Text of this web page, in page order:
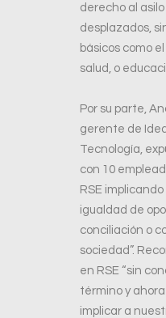
derecho al
desplazados,
básicos como
salud, o
Por su parte,
gerente de
Tecnología,
con 10
RSE
igualdad de
conciliación o
sociedad”.
en RSE “sin
término y
implicar a